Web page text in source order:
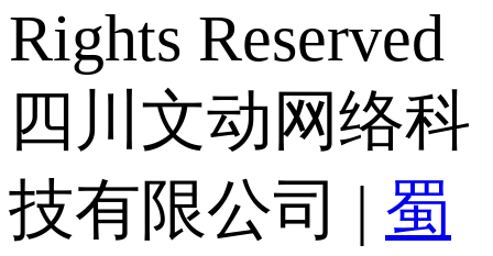
Rights Reserved
四川文动网络科
技有限公司 | 蜀